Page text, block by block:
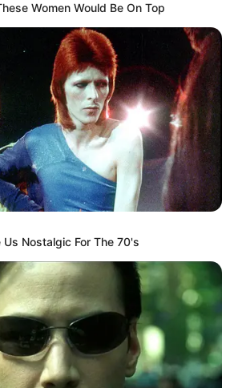
rekordévet zárt, de a
között ismét ott van
birodalma is. A frissen
adatok szerint a milliárdos
Hunguest szállodalánc
termelt 2025-ben – ráadásul az
Women Would Be On Top
Nostalgic For The 70's